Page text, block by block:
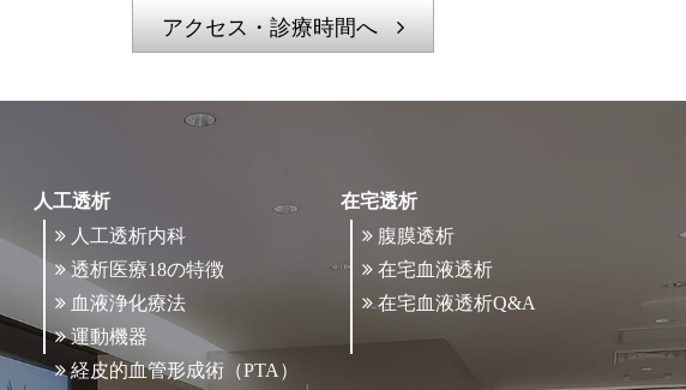
アクセス・診療時間へ
人工透析
人工透析内科
透析医療18の特徴
血液浄化療法
運動機器
経皮的血管形成術（PTA）
在宅透析
腹膜透析
在宅血液透析
在宅血液透析Q&A